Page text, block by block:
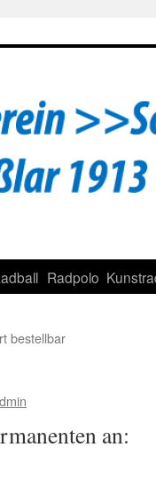
Radpolo
bestellbar
an: